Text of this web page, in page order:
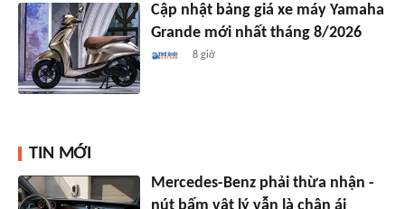
Cập nhật bảng giá xe máy Yamaha
Grande mới nhất tháng 8/2026
8 giờ
TIN MỚI
Mercedes-Benz phải thừa nhận -